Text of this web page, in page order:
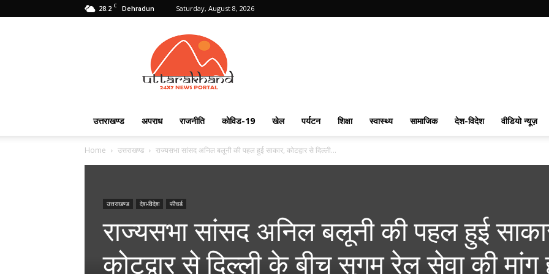
28.2 C Dehradun Saturday, August 8, 2026
Uttarakhand
24X7
उत्तराखण्ड अपराध राजनीति कोविड-19 खेल पर्यटन शिक्षा स्वास्थ्य सामाजिक देश-विदेश वीडियो न्यूज़
Home उत्तराखण्ड राज्यसभा सांसद अनिल बलूनी की पहल हुई साकार, कोटद्वार से दिल्ली...
उत्तराखण्ड देश-विदेश फीचर्ड
राज्यसभा सांसद अनिल बलूनी की पहल हुई
कोटद्वार से दिल्ली के बीच सुगम रेल सेवा की मांग